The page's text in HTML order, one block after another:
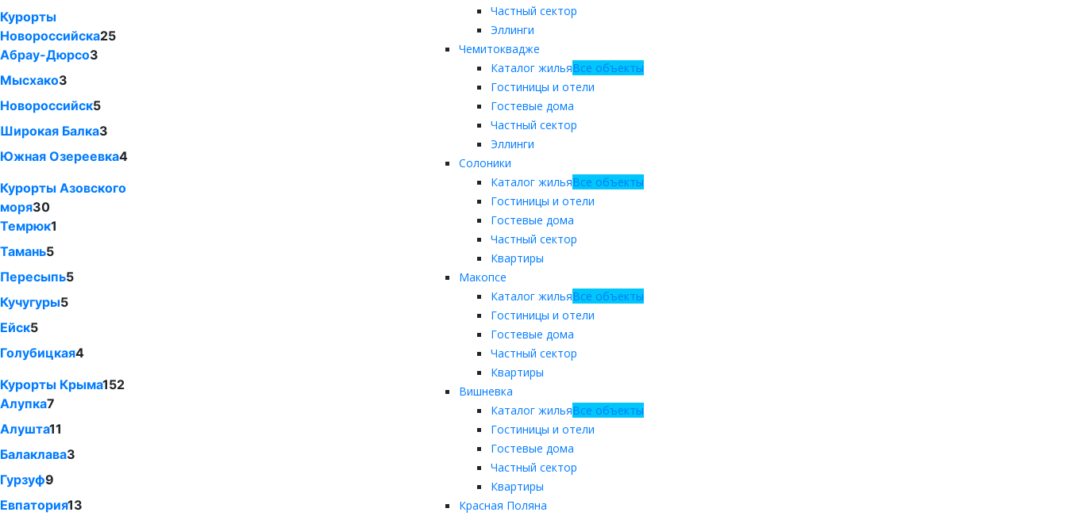
Курорты
Новороссийска25
Абрау-Дюрсо3
Мысхако3
Новороссийск5
Широкая Балка3
Южная Озереевка4
Курорты Азовского
моря30
Темрюк1
Тамань5
Пересыпь5
Кучугуры5
Ейск5
Голубицкая4
Курорты Крыма152
Алупка7
Алушта11
Балаклава3
Гурзуф9
Евпатория13
Частный сектор
Эллинги
Чемитоквадже
Каталог жильяВсе объекты
Гостиницы и отели
Гостевые дома
Частный сектор
Эллинги
Солоники
Каталог жильяВсе объекты
Гостиницы и отели
Гостевые дома
Частный сектор
Квартиры
Макопсе
Каталог жильяВсе объекты
Гостиницы и отели
Гостевые дома
Частный сектор
Квартиры
Вишневка
Каталог жильяВсе объекты
Гостиницы и отели
Гостевые дома
Частный сектор
Квартиры
Красная Поляна